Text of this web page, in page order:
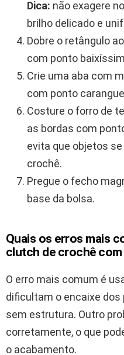
Dica: não exagere
brilho delicado e
Dobre o retângulo
com ponto
Crie uma aba com
com ponto
Costure o forro de
as bordas com
evita que objetos
crochê.
Pregue o fecho
base da bolsa.
Quais os erros mais
clutch de crochê com
O erro mais comum é
dificultam o encaixe dos
sem estrutura. Outro
corretamente, o que
o acabamento.